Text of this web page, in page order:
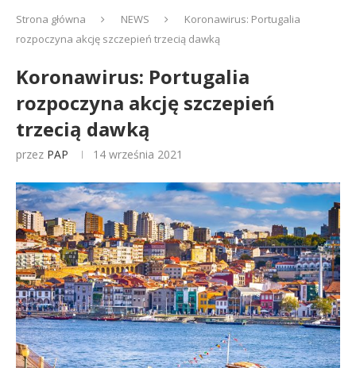
Strona główna NEWS
Koronawirus: Portugalia
rozpoczyna akcję szczepień trzecią dawką
Koronawirus: Portugalia
rozpoczyna akcję szczepień
trzecią dawką
przez PAP 14 września 2021